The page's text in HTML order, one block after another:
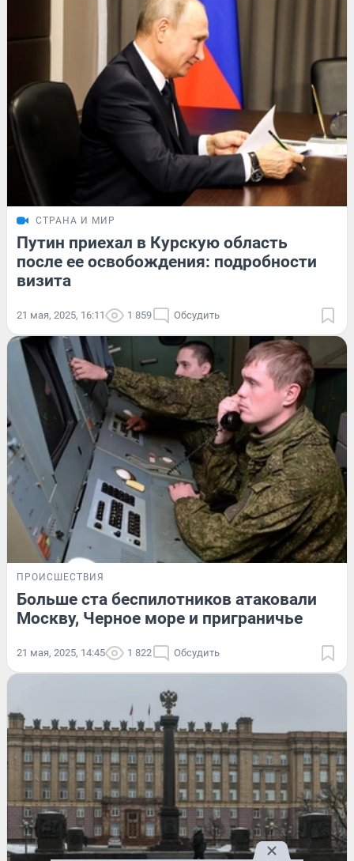
СТРАНА И МИР
Путин приехал в Курскую область
после ее освобождения: подробности
визита
21 мая, 2025, 16:11 1 859 Обсудить
ПРОИСШЕСТВИЯ
Больше ста беспилотников атаковали
Москву, Черное море и приграничье
21 мая, 2025, 14:45 1 822 Обсудить